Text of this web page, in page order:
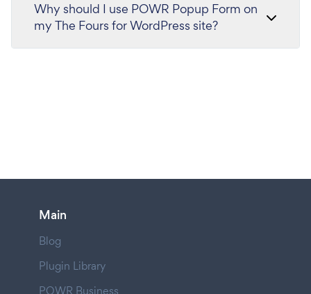
Why should I use POWR Popup Form on
my The Fours for WordPress site?
Main
Blog
Plugin Library
POWR Business